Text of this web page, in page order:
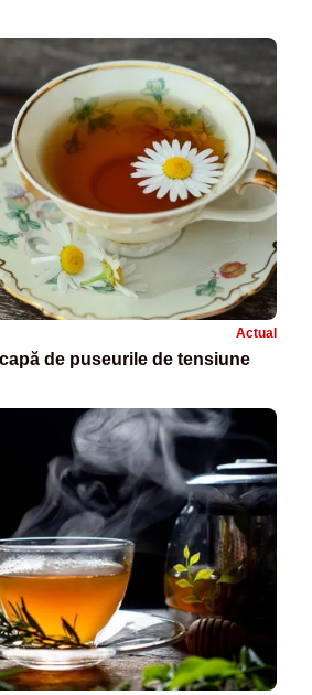
Actual
de puseurile de tensiune